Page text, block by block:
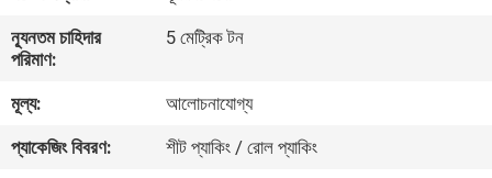
কারখানা
পরিদর্শন
গুণমান
নিয়ন্ত্রণ
ন্যূনতম চাহিদার
পরিমাণ:
5 মেট্রিক টন
মূল্য:
আলোচনাযোগ্য
প্যাকেজিং বিবরণ:
শীট প্যাকিং / রোল প্যাকিং